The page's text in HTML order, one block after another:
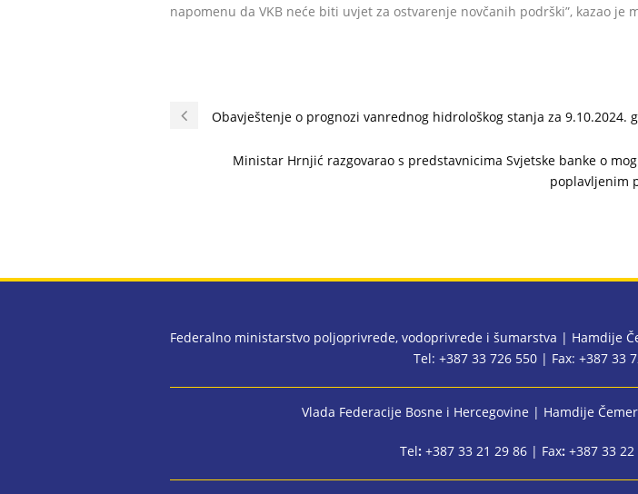
napomenu da VKB neće biti uvjet za ostvarenje novčanih podrški”, kazao
Obavještenje o prognozi vanrednog hidrološkog stanja za 9.10.2024.
Ministar Hrnjić razgovarao s predstavnicima Svjetske banke o
poplavljenim
Federalno ministarstvo poljoprivrede, vodoprivrede i šumarstva | Hamdije
Tel: +387 33 726 550 | Fax: +387 33
Vlada Federacije Bosne i Hercegovine | Hamdije
Tel: +387 33 21 29 86 | Fax: +387 33